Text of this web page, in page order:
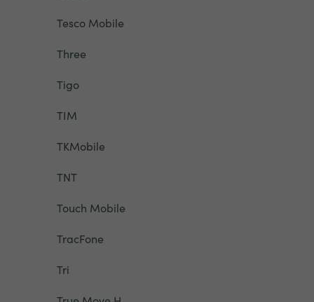
Tesco Mobile
Three
Tigo
TIM
TKMobile
TNT
Touch Mobile
TracFone
Tri